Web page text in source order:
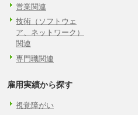
営業関連
技術（ソフトウェ
ア、ネットワーク）
関連
専門職関連
雇用実績から探す
視覚障がい